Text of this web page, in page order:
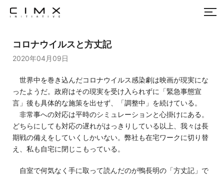
コロナウイルスと方丈記
2020年04月09日
世界中を巻き込んだコロナウイルス感染劇は映画が現実にな
ったようだ。政府はその現実を受け入られずに「緊急事態宣
言」後も具体的な施策を出せず、「調整中」を続けている。
非常事への対応は平時のシミュレーションと心掛けにある。
どちらにしても対応の遅れがはっきりしている以上、我々は長
期戦の備えをしていくしかいない。弊社も在宅ワークに切り替
え、私も自宅に閉じこもっている。
自室で何気なく手に取って読んだのが鴨長明の「方丈記」で